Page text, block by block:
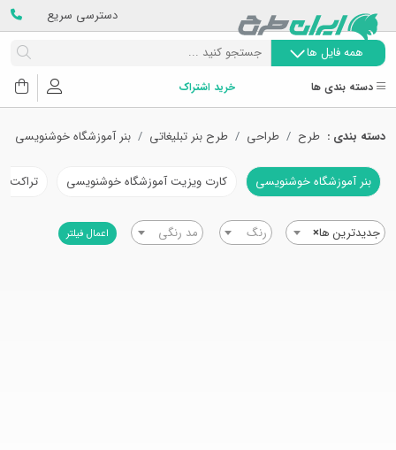
دسترسی سریع
همه فایل ها
دسته بندی ها خرید اشتراک
دسته بندی : طرح طراحی طرح بنر تبلیغاتی بنر آموزشگاه خوشنویسی
بنر آموزشگاه خوشنویسی کارت ویزیت آموزشگاه خوشنویسی تراکت
×جدیدترین ها رنگ مد رنگی اعمال فیلتر